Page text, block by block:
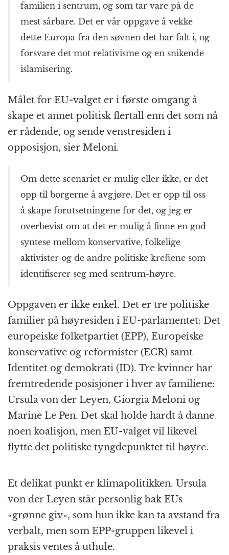
familien i sentrum, og som tar vare på de
mest sårbare. Det er vår oppgave å vekke
dette Europa fra den søvnen det har falt i, og
forsvare det mot relativisme og en snikende
islamisering.
Målet for EU-valget er i første omgang å
skape et annet politisk flertall enn det som nå
er rådende, og sende venstresiden i
opposisjon, sier Meloni.
Om dette scenariet er mulig eller ikke, er det
opp til borgerne å avgjøre. Det er opp til oss
å skape forutsetningene for det, og jeg er
overbevist om at det er mulig å finne en god
syntese mellom konservative, folkelige
aktivister og de andre politiske kreftene som
identifiserer seg med sentrum-høyre.
Oppgaven er ikke enkel. Det er tre politiske
familier på høyresiden i EU-parlamentet: Det
europeiske folketpartiet (EPP), Europeiske
konservative og reformister (ECR) samt
Identitet og demokrati (ID). Tre kvinner har
fremtredende posisjoner i hver av familiene:
Ursula von der Leyen, Giorgia Meloni og
Marine Le Pen. Det skal holde hardt å danne
noen koalisjon, men EU-valget vil likevel
flytte det politiske tyngdepunktet til høyre.
Et delikat punkt er klimapolitikken. Ursula
von der Leyen står personlig bak EUs
«grønne giv», som hun ikke kan ta avstand fra
verbalt, men som EPP-gruppen likevel i
praksis ventes å uthule.